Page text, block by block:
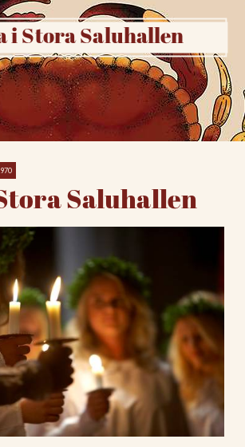
i Stora Saluhallen
Saluhallen